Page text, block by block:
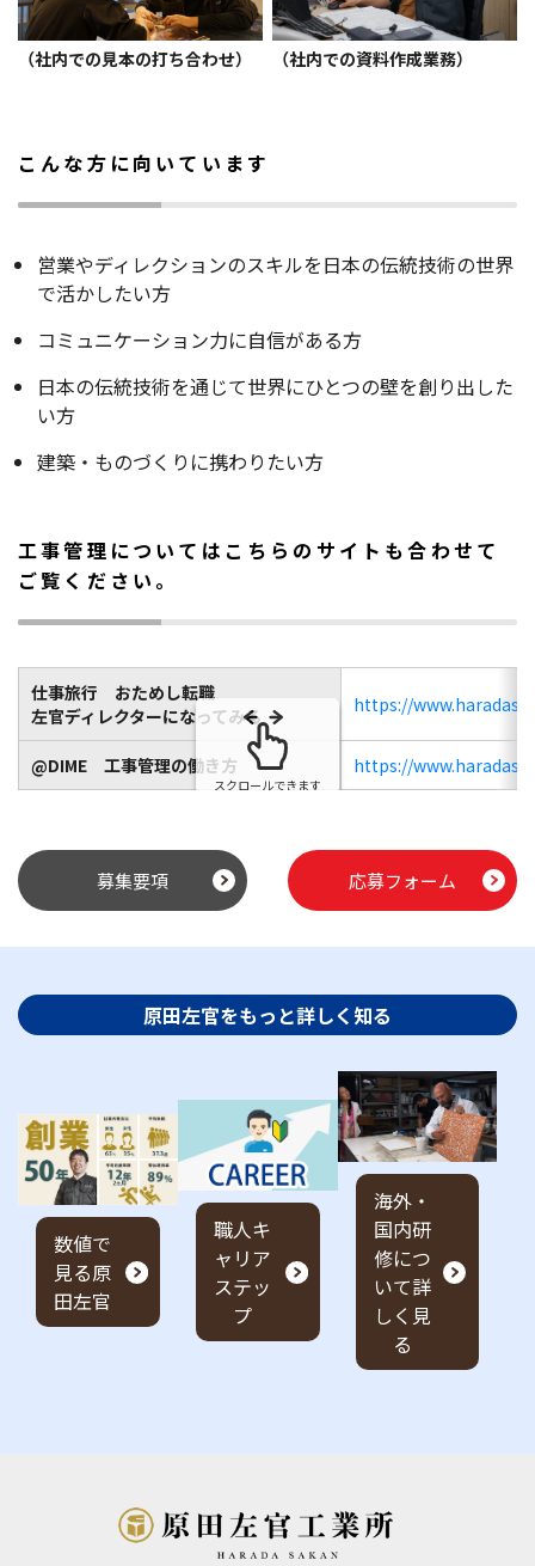
（社内での見本の打ち合わせ） （社内での資料作成業務）
こんな方に向いています
営業やディレクションのスキルを日本の伝統技術の世界
で活かしたい方
コミュニケーション力に自信がある方
日本の伝統技術を通じて世界にひとつの壁を創り出した
い方
建築・ものづくりに携わりたい方
工事管理についてはこちらのサイトも合わせて
ご覧ください。
仕事旅行 おためし転職
左官ディレクターになってみる
https://
@DIME 工事管理の働き方 https://
スクロールできます
募集要項 応募フォーム
原田左官をもっと詳しく知る
数値で
見る原
田左官
職人キ
ャリア
ステッ
プ
海外・
国内研
修につ
いて詳
しく見
る